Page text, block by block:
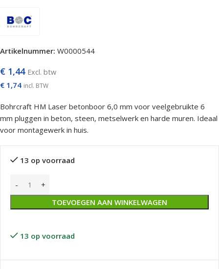
Artikelnummer: W0000544
€ 1,44 Excl. btw
€ 1,74 incl. BTW
Bohrcraft HM Laser betonboor 6,0 mm voor veelgebruikte 6
mm pluggen in beton, steen, metselwerk en harde muren. Ideaal
voor montagewerk in huis.
13 op voorraad
TOEVOEGEN AAN WINKELWAGEN
13 op voorraad